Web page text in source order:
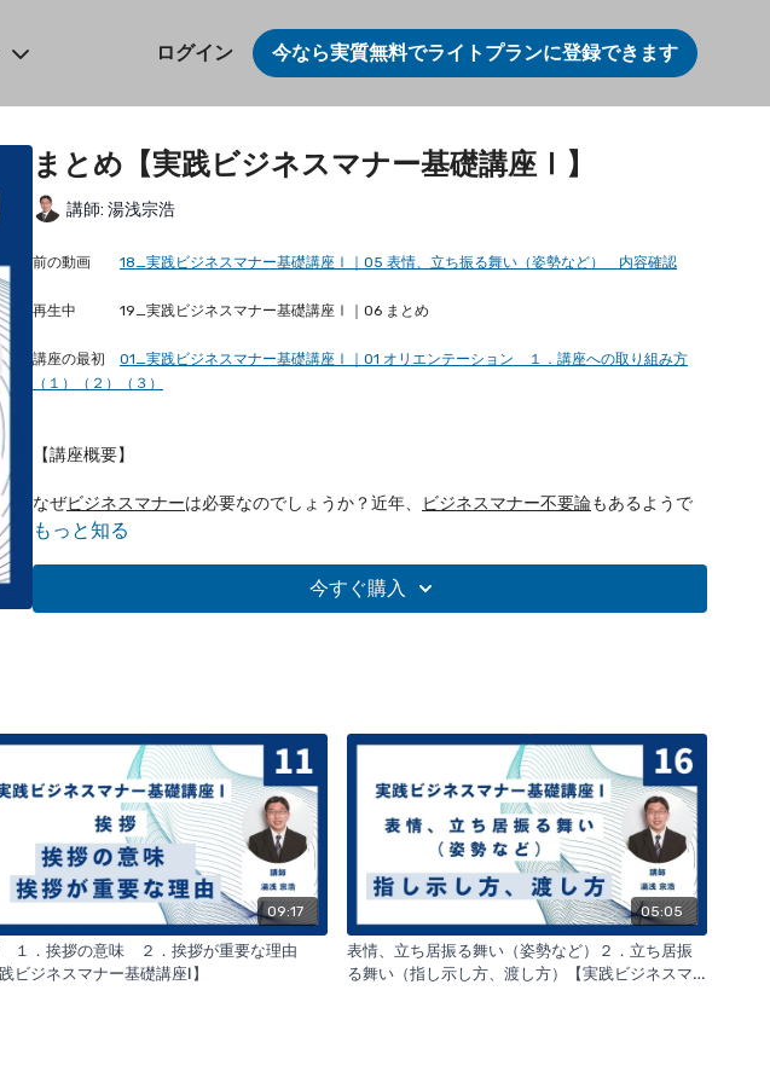
ログイン 今なら実質無料でライトプランに登録できます
まとめ【実践ビジネスマナー基礎講座Ⅰ】
講師: 湯浅宗浩
前の動画 18_実践ビジネスマナー基礎講座Ⅰ｜05 表情、立ち振る舞い（姿勢など） 内容確認
再生中 19_実践ビジネスマナー基礎講座Ⅰ｜06 まとめ
講座の最初 01_実践ビジネスマナー基礎講座Ⅰ｜01 オリエンテーション １．講座への取り組み方
（１）（２）（３）
【講座概要】
なぜビジネスマナーは必要なのでしょうか？近年、 ビジネスマナー不要論もあるようで
すが、ビジネスの基本は、マナーを実践できるかどうかではないでしょうか？ビジネス
しまいます。本講座は、ビジネスマナーの基本である
について、すぐに実践できる内容となっています。 成果に繋げることを目的にしていま
す。【全１９講座】
もっと知る
今すぐ購入
09:17
１．挨拶の意味 ２．挨拶が重要な理由
践ビジネスマナー基礎講座Ⅰ】
05:05
表情、立ち居振る舞い（姿勢など）２．立ち居振
る舞い（指し示し方、渡し方）【実践ビジネスマ